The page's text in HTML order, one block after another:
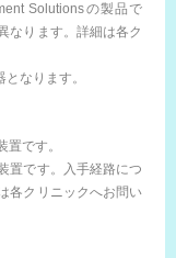
Solutionsの製品で
なります。詳細は各ク
なります。
です。
置です。入手経路につ
各クリニックへお問い